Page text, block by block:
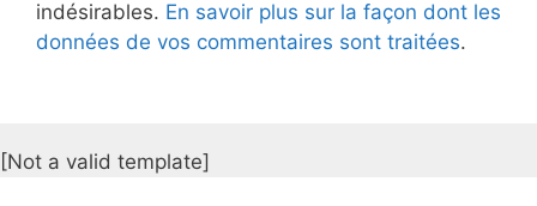
indésirables. En savoir plus sur la façon dont les
données de vos commentaires sont traitées.
[Not a valid template]